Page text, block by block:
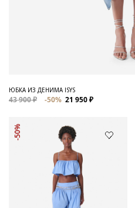
ЮБКА ИЗ ДЕНИМА ISYS
43 900 ₽ -50% 21 950 ₽
-50%